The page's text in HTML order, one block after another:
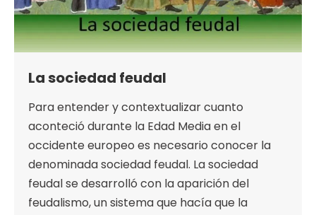
La sociedad feudal
Para entender y contextualizar cuanto
aconteció durante la Edad Media en el
occidente europeo es necesario conocer la
denominada sociedad feudal. La sociedad
feudal se desarrolló con la aparición del
feudalismo, un sistema que hacía que la